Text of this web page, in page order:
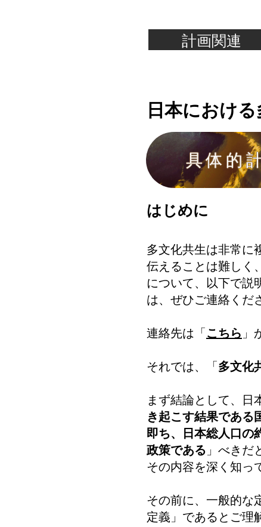
計画関連
日本におけ
はじめに
多文化共生は非常に
伝えることは難しく
について、以下で説
は、ぜひご連絡くだ
連絡先は「こちら 」
それでは、「多文化
まず結論として、日
き起こす結果である
即ち、日本総人口の
政策である 」べき
その内容を深く知っ
その前に、一般的な
定義」であるとご理
具体的